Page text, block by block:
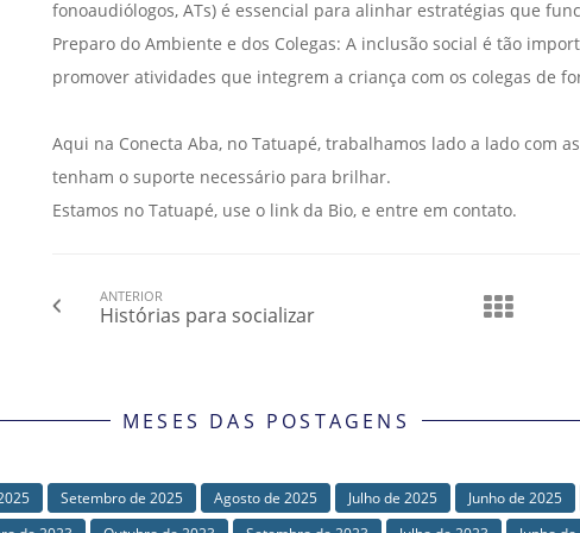
fonoaudiólogos, ATs) é essencial para alinhar estratégias que
Preparo do Ambiente e dos Colegas: A inclusão social é tão
promover atividades que integrem a criança com os colegas de
Aqui na Conecta Aba, no Tatuapé, trabalhamos lado a lado com
tenham o suporte necessário para brilhar.
Estamos no Tatuapé, use o link da Bio, e entre em contato.
ANTERIOR
Histórias para socializar
MESES DAS POSTAGENS
Setembro de 2025 Agosto de 2025 Julho de 2025 Junho de 2025